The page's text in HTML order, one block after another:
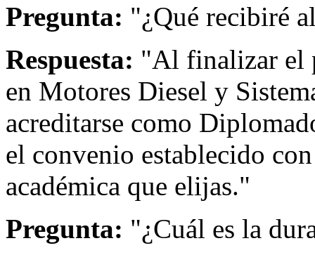
Pregunta: "¿Qué recibiré
Respuesta: "Al finalizar el
en Motores Diesel y
acreditarse como
el convenio establecido
académica que elijas."
Pregunta: "¿Cuál es la